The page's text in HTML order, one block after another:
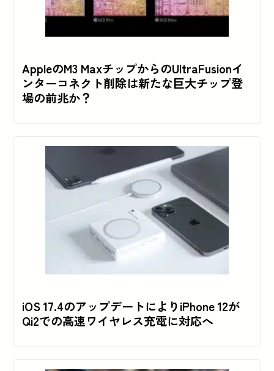
AppleのM3 MaxチップからのUltraFusionイ
ンターコネクト削除は新たな巨大チップ登
場の前兆か？
iOS 17.4のアップデートによりiPhone 12が
Qi2での高速ワイヤレス充電に対応へ